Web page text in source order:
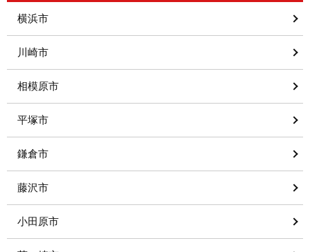
横浜市
川崎市
相模原市
平塚市
鎌倉市
藤沢市
小田原市